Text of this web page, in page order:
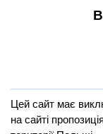
Цей сайт має
на сайті